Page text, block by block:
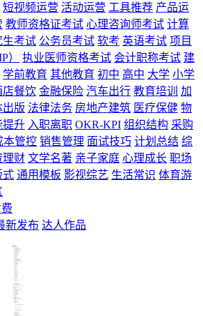
短视频运营 活动运营 工具推荐 产品运
教师资格证考试 心理咨询师考试 计算
生考试 公务员考试 软考 英语考试 项目
）
执业医师资格考试 会计职称考试 建
学前教育 其他教育 初中 高中 大学 小学
店餐饮 金融保险 汽车出行 教育培训
加
出版 法律法务 房地产建筑 医疗保健 物
提升 入职离职 OKR-KPI 组织结构 采购
本管控 销售管理 面试技巧 计划总结 综
理财 文学名著 亲子家庭 心理成长 职场
式 通用模板 影视综艺 生活常识 体育游
新发布 达人作品